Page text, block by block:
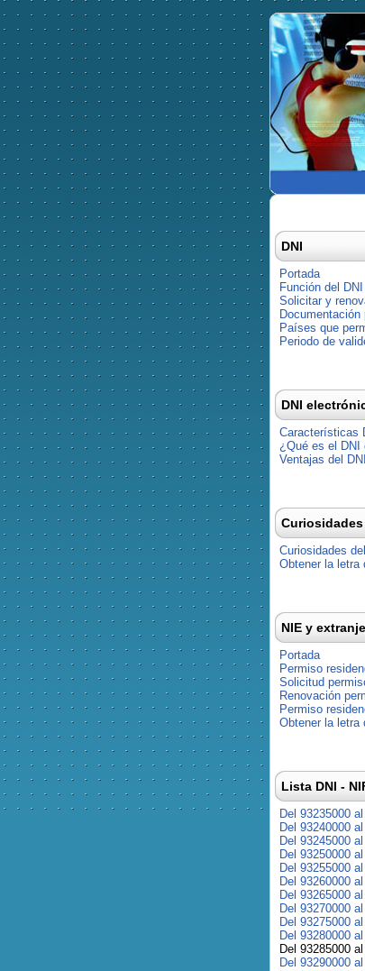
DNI
Portada
Función del DNI
Solicitar y
Países que
Periodo de
DNI
Características
¿Qué es el DNI
Ventajas del
Curiosidades
Curiosidades del
Obtener la letra
NIE y
Portada
Permiso
Solicitud
Renovación
Permiso
Obtener la letra
Lista DNI -
Del 93235000
Del 93240000
Del 93245000
Del 93250000
Del 93255000
Del 93260000
Del 93265000
Del 93270000
Del 93275000
Del 93280000
Del 93285000
Del 93290000